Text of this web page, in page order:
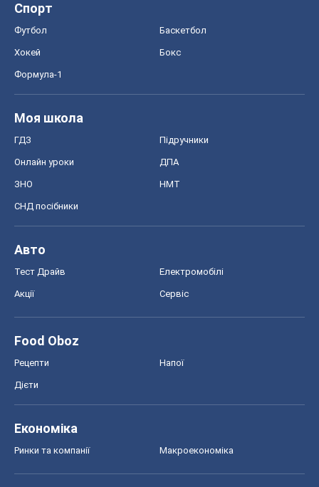
Спорт
Футбол Баскетбол
Хокей Бокс
Формула-1
Моя школа
ГДЗ Підручники
Онлайн уроки ДПА
ЗНО НМТ
СНД посібники
Авто
Тест Драйв Електромобілі
Акції Сервіс
Food Oboz
Рецепти Напої
Дієти
Економіка
Ринки та компанії Макроекономіка